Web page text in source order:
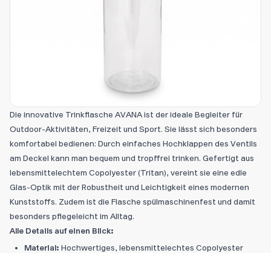
Die innovative Trinkflasche AVANA ist der ideale Begleiter für
Outdoor-Aktivitäten, Freizeit und Sport. Sie lässt sich besonders
komfortabel bedienen: Durch einfaches Hochklappen des Ventils
am Deckel kann man bequem und tropffrei trinken. Gefertigt aus
lebensmittelechtem Copolyester (Tritan), vereint sie eine edle
Glas-Optik mit der Robustheit und Leichtigkeit eines modernen
Kunststoffs. Zudem ist die Flasche spülmaschinenfest und damit
besonders pflegeleicht im Alltag.
Alle Details auf einen Blick:
Material: Hochwertiges, lebensmittelechtes Copolyester